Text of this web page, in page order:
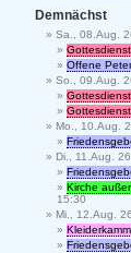
Demnächst
Sa., 08.Aug.
Offene
So., 09.Aug.
Mo., 10.Aug.
Di., 11.Aug. 26
Kirche
15:30
Mi., 12.Aug. 26